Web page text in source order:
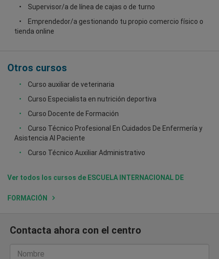
Supervisor/a de línea de cajas o de turno
Emprendedor/a gestionando tu propio comercio físico o
tienda online
Otros cursos
Curso auxiliar de veterinaria
Curso Especialista en nutrición deportiva
Curso Docente de Formación
Curso Técnico Profesional En Cuidados De Enfermería y
Asistencia Al Paciente
Curso Técnico Auxiliar Administrativo
Ver todos los cursos de ESCUELA INTERNACIONAL DE
FORMACIÓN
Contacta ahora con el centro
Nombre